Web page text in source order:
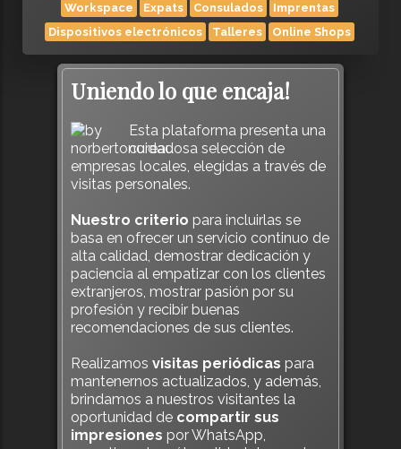
Workspace
Expats Consulados
Imprentas
Dispositivos electrónicos
Talleres Online Shops
Uniendo lo que encaja!
Esta plataforma presenta una
cuidadosa selección de
empresas locales, elegidas a través de
visitas personales.
Nuestro criterio para incluirlas se
basa en ofrecer un servicio continuo de
alta calidad, demostrar dedicación y
paciencia al empatizar con los clientes
extranjeros, mostrar pasión por su
profesión y recibir buenas
recomendaciones de sus clientes.
Realizamos visitas periódicas para
mantenernos actualizados, y además,
brindamos a nuestros visitantes la
oportunidad de compartir sus
impresiones por WhatsApp,